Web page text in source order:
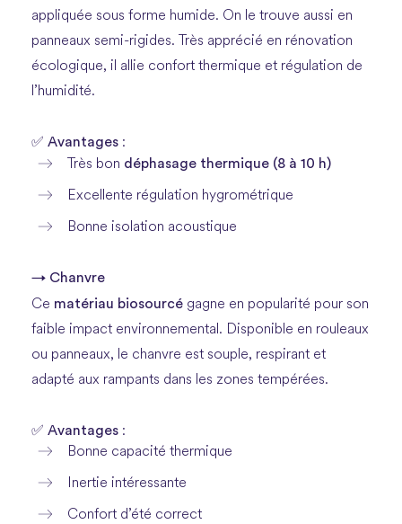
appliquée sous forme humide. On le trouve aussi en
panneaux semi-rigides. Très apprécié en rénovation
écologique, il allie confort thermique et régulation de
l’humidité.
✅ Avantages :
Très bon déphasage thermique (8 à 10 h)
Excellente régulation hygrométrique
Bonne isolation acoustique
→ Chanvre
Ce matériau biosourcé gagne en popularité pour son
faible impact environnemental. Disponible en rouleaux
ou panneaux, le chanvre est souple, respirant et
adapté aux rampants dans les zones tempérées.
✅ Avantages :
Bonne capacité thermique
Inertie intéressante
Confort d’été correct